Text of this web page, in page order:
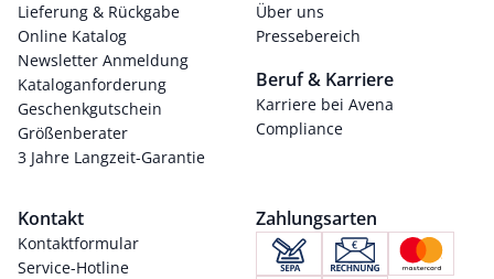
Lieferung & Rückgabe
Online Katalog
Newsletter Anmeldung
Kataloganforderung
Geschenkgutschein
Größenberater
3 Jahre Langzeit-Garantie
Über uns
Pressebereich
Beruf & Karriere
Karriere bei Avena
Compliance
Kontakt
Kontaktformular
Service-Hotline
Zahlungsarten